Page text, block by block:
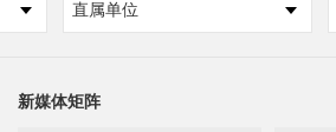
直属单位
新媒体矩阵